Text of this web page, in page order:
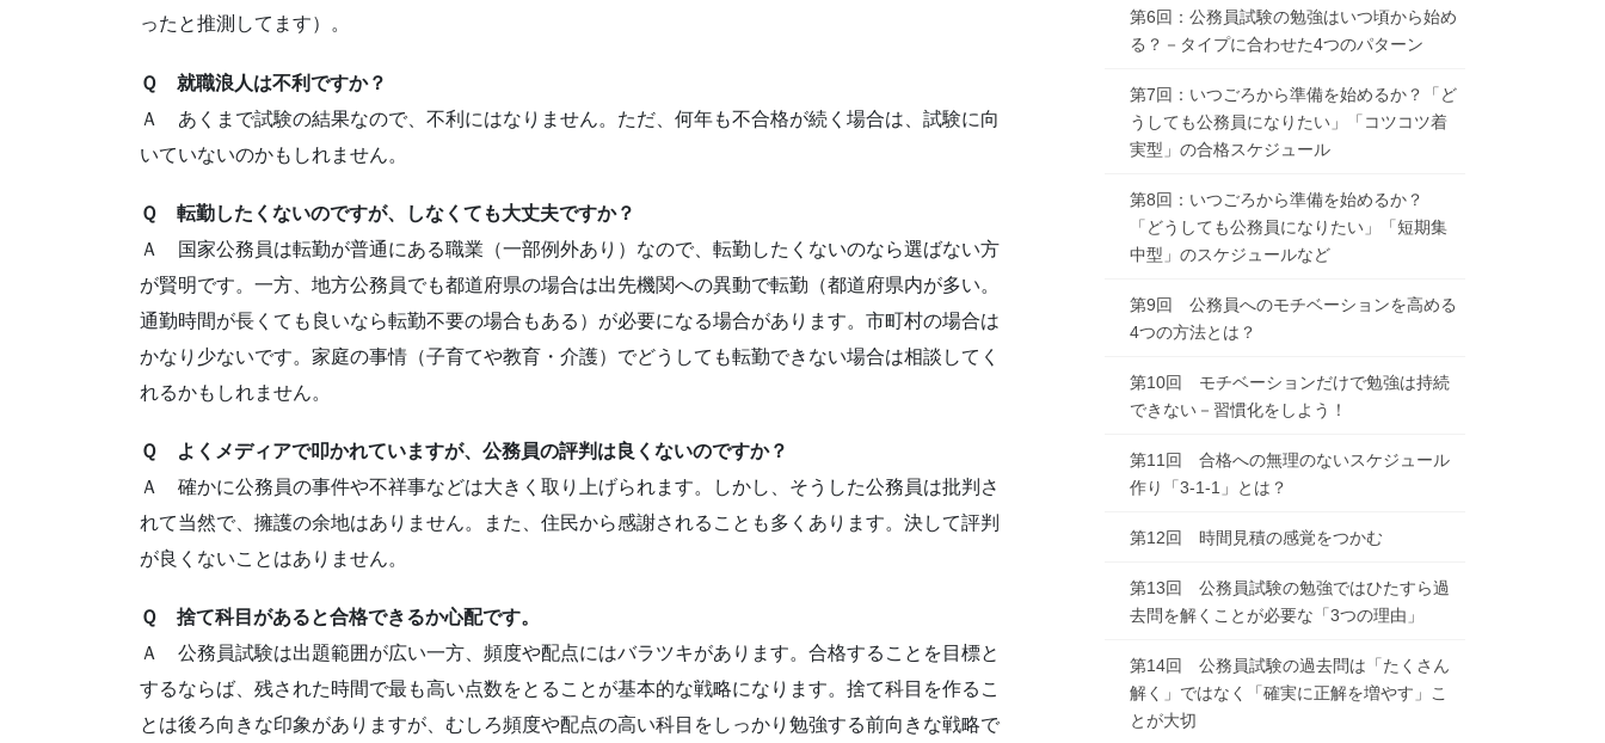
ったと推測してます）。
Ｑ 就職浪人は不利ですか？
Ａ あくまで試験の結果なので、不利にはなりません。ただ、何年も不合格が続く場合は、試験に向
いていないのかもしれません。
Ｑ 転勤したくないのですが、しなくても大丈夫ですか？
Ａ 国家公務員は転勤が普通にある職業（一部例外あり）なので、転勤したくないのなら選ばない方
が賢明です。一方、地方公務員でも都道府県の場合は出先機関への異動で転勤（都道府県内が多い。
通勤時間が長くても良いなら転勤不要の場合もある）が必要になる場合があります。市町村の場合は
かなり少ないです。家庭の事情（子育てや教育・介護）でどうしても転勤できない場合は相談してく
れるかもしれません。
Ｑ よくメディアで叩かれていますが、公務員の評判は良くないのですか？
Ａ 確かに公務員の事件や不祥事などは大きく取り上げられます。しかし、そうした公務員は批判さ
れて当然で、擁護の余地はありません。また、住民から感謝されることも多くあります。決して評判
が良くないことはありません。
Ｑ 捨て科目があると合格できるか心配です。
Ａ 公務員試験は出題範囲が広い一方、頻度や配点にはバラツキがあります。合格することを目標と
するならば、残された時間で最も高い点数をとることが基本的な戦略になります。捨て科目を作るこ
とは後ろ向きな印象がありますが、むしろ頻度や配点の高い科目をしっかり勉強する前向きな戦略で
第6回：公務員試験の勉強はいつ頃から始め
る？－タイプに合わせた4つのパターン
第7回：いつごろから準備を始めるか？「ど
うしても公務員になりたい」「コツコツ着
実型」の合格スケジュール
第8回：いつごろから準備を始めるか？
「どうしても公務員になりたい」「短期集
中型」のスケジュールなど
第9回 公務員へのモチベーションを高める
4つの方法とは？
第10回 モチベーションだけで勉強は持続
できない－習慣化をしよう！
第11回 合格への無理のないスケジュール
作り「3-1-1」とは？
第12回 時間見積の感覚をつかむ
第13回 公務員試験の勉強ではひたすら過
去問を解くことが必要な「3つの理由」
第14回 公務員試験の過去問は「たくさん
解く」ではなく「確実に正解を増やす」こ
とが大切